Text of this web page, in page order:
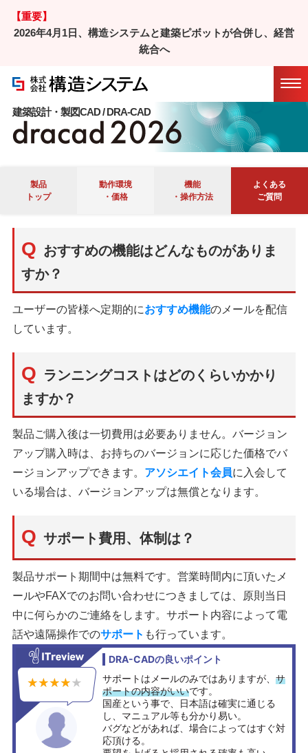
【重要】
2026年4月1日、構造システムと建築ピボットが合併し、経営
統合へ
/ よくあるご質問
建築設計・製図CAD / DRA-CAD
製品
トップ
動作環境
・価格
機能
・操作方法
よくある
ご質問
おすすめの機能はどんなものがありま
すか？
ユーザーの皆様へ定期的におすすめ機能のメールを配信
しています。
ランニングコストはどのくらいかかり
ますか？
製品ご購入後は一切費用は必要ありません。バージョン
アップ購入時は、お持ちのバージョンに応じた価格でバ
ージョンアップできます。 アソシエイト会員に入会して
いる場合は、バージョンアップは無償となります。
サポート費用、体制は？
製品サポート期間中は無料です。営業時間内に頂いたメ
ールやFAXでのお問い合わせにつきましては、原則当日
中に何らかのご連絡をします。サポート内容によって電
話や遠隔操作でのサポート も行っています。